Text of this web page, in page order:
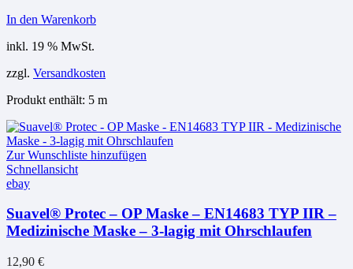
In den Warenkorb
inkl. 19 % MwSt.
zzgl. Versandkosten
Produkt enthält: 5 m
Zur Wunschliste hinzufügen
Schnellansicht
ebay
Suavel® Protec – OP Maske – EN14683 TYP IIR –
Medizinische Maske – 3-lagig mit Ohrschlaufen
12,90 €